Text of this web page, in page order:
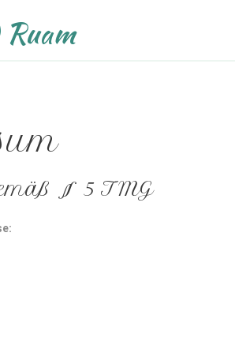
§ 5 TMG